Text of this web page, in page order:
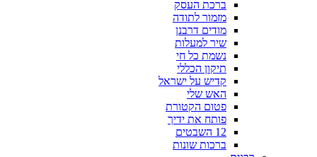
ברכת העסק
מזמור לתודה
מודים דרבנן
שיר למעלות
נשמת כל חי
תיקון הכללי
קדיש על ישראל
האש שלי
פטום הקטורת
פותח את ידיך
12 השבטים
ברכות שונות